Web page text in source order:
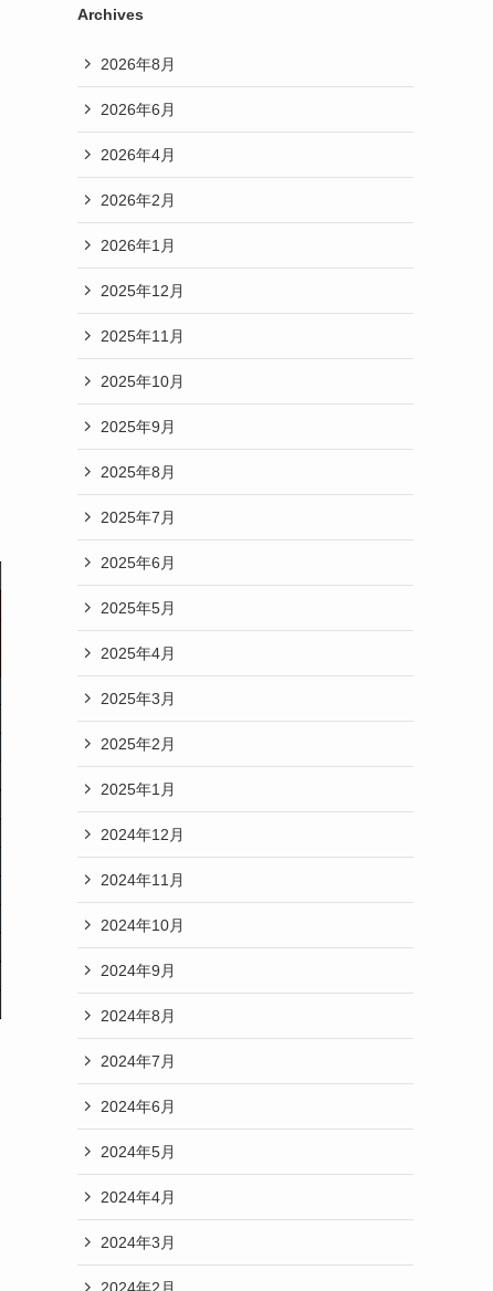
Archives
2026年8月
2026年6月
2026年4月
2026年2月
2026年1月
2025年12月
2025年11月
2025年10月
2025年9月
2025年8月
2025年7月
2025年6月
2025年5月
2025年4月
2025年3月
2025年2月
2025年1月
2024年12月
2024年11月
2024年10月
2024年9月
2024年8月
2024年7月
2024年6月
2024年5月
2024年4月
2024年3月
2024年2月